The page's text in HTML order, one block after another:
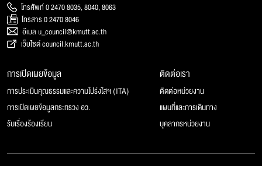
โทรศัพท์ 0 2470 8035, 8040, 8063
โทรสาร 0 2470 8046
อีเมล u_council@kmutt.ac.th
เว็บไซต์ council.kmutt.ac.th
การเปิดเผยข้อมูล
การประเมินคุณธรรมและความโปร่งใสฯ (ITA)
การเปิดเผยข้อมูลกระทรวง อว.
รับเรื่องร้องเรียน
ติดต่อเรา
ติดต่อหน่วยงาน
แผนที่และการเดินทาง
บุคลากรหน่วยงาน